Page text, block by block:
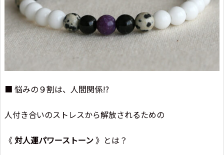
■ 悩みの９割は、人間関係!?
人付き合いのストレスから解放されるための
《対人運パワーストーン》とは？